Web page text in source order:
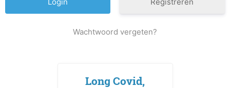
Registreren
Wachtwoord vergeten?
Long Covid,